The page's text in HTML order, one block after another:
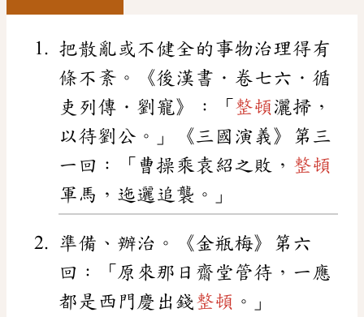
把散亂或不健全的事物治理得有
條不紊。《後漢書．卷七六．循
吏列傳．劉寵》：「 整頓 灑掃，
以待劉公。」《三國演義》第三
一回：「曹操乘袁紹之敗， 整頓
軍馬，迤邐追襲。」
準備、辦治。《金瓶梅》第六
回：「原來那日齋堂管待，一應
都是西門慶出錢 整頓 。」